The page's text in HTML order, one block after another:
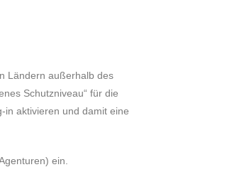
Ländern außerhalb des
Schutzniveau“ für die
in aktivieren und damit eine
ein.